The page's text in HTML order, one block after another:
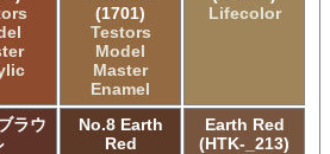
(1701)
Testors
Model
Master
Enamel
Lifecolor
ラウ
No.8 Earth
Red
Earth Red
(HTK-_213)